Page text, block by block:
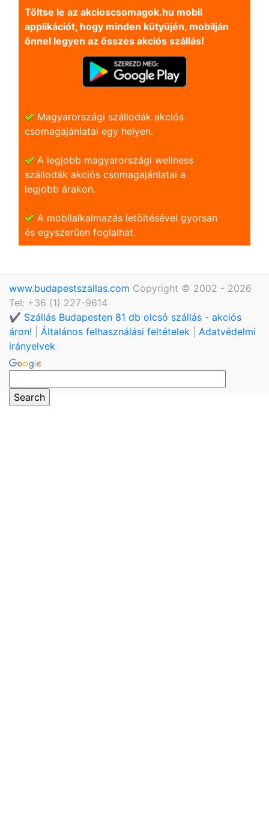
Töltse le az akcioscsomagok.hu mobil
applikációt, hogy minden kütyüjén, mobilján
önnel legyen az összes akciós szállás!
Magyarországi szállodák akciós
csomagajánlatai egy helyen.
A legjobb magyarországi wellness
szállodák akciós csomagajánlatai a
legjobb árakon.
A mobilalkalmazás letöltésével gyorsan
és egyszerũen foglalhat.
www.budapestszallas.com Copyright © 2002 - 2026
Tel: +36 (1) 227-9614
✔️ Szállás Budapesten 81 db olcsó szállás - akciós
áron!
Általános felhasználási feltételek
Adatvédelmi
irányelvek